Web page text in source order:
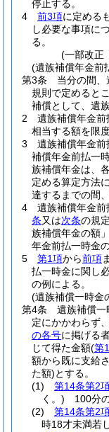
停止する。
4
前3項に定める
し必要な事項に
る。
(一部改正
(遺族補償年金前
第3条
当分の間
規則で定めると
補償として、遺
2
遺族補償年金
相当する額を限
3
遺族補償年金
補償年金前払一
族補償年金は、
定める算定方法
達するまでの間
4
遺族補償年金
条又は次条の規
族補償年金の額
年金前払一時金
5
第1項から前項
払一時金に関し
の例による。
(遺族補償一時金
第4条
遺族補償一
定にかかわらず
の各号に掲げる
じて得た金額(第
額から既に支給
た額)とする。
(1)
第14条第2
く。) 100分
(2)
第14条第2
時18才未満若